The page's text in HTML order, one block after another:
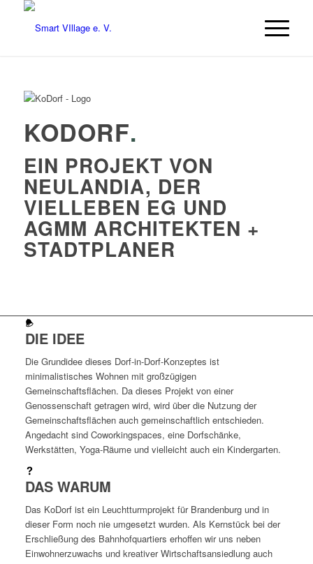
KODORF.
EIN PROJEKT VON
NEULANDIA, DER
VIELLEBEN EG UND
AGMM ARCHITEKTEN +
STADTPLANER
DIE IDEE
Die Grundidee dieses Dorf-in-Dorf-Konzeptes ist
minimalistisches Wohnen mit großzügigen
Gemeinschaftsflächen. Da dieses Projekt von einer
Genossenschaft getragen wird, wird über die Nutzung der
Gemeinschaftsflächen auch gemeinschaftlich entschieden.
Angedacht sind Coworkingspaces, eine Dorfschänke,
Werkstätten, Yoga-Räume und vielleicht auch ein Kindergarten.
DAS WARUM
Das KoDorf ist ein Leuchtturmprojekt für Brandenburg und in
dieser Form noch nie umgesetzt wurden. Als Kernstück bei der
Erschließung des Bahnhofquartiers erhoffen wir uns neben
Einwohnerzuwachs und kreativer Wirtschaftsansiedlung auch